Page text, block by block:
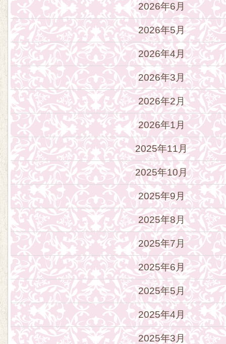
2026年6月
2026年5月
2026年4月
2026年3月
2026年2月
2026年1月
2025年11月
2025年10月
2025年9月
2025年8月
2025年7月
2025年6月
2025年5月
2025年4月
2025年3月